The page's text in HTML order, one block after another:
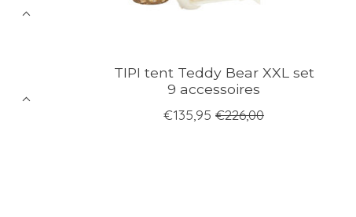
TIPI tent Teddy Bear XXL set
9 accessoires
€135,95 €226,00